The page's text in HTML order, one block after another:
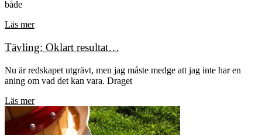
både
Läs mer
Tävling: Oklart resultat…
Nu är redskapet utgrävt, men jag måste medge att jag inte har en
aning om vad det kan vara. Draget
Läs mer